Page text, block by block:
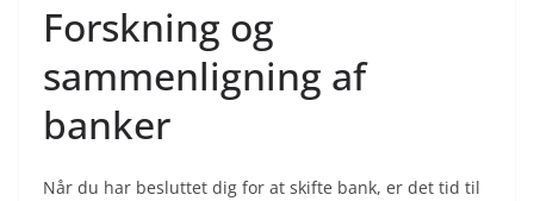
Forskning og
sammenligning af
banker
Når du har besluttet dig for at skifte bank, er det tid til